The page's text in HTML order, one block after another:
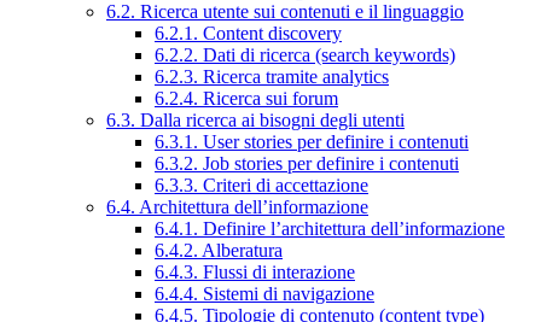
6.2. Ricerca utente sui contenuti e il linguaggio
6.2.1. Content discovery
6.2.2. Dati di ricerca (search keywords)
6.2.3. Ricerca tramite analytics
6.2.4. Ricerca sui forum
6.3. Dalla ricerca ai bisogni degli utenti
6.3.1. User stories per definire i contenuti
6.3.2. Job stories per definire i contenuti
6.3.3. Criteri di accettazione
6.4. Architettura dell’informazione
6.4.1. Definire l’architettura dell’informazione
6.4.2. Alberatura
6.4.3. Flussi di interazione
6.4.4. Sistemi di navigazione
6.4.5. Tipologie di contenuto (content type)